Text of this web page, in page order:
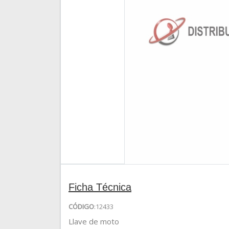
Ficha Técnica
CÓDIGO:12433
Llave de moto